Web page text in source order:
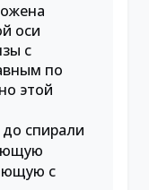
оси
с
по
этой
спирали
с